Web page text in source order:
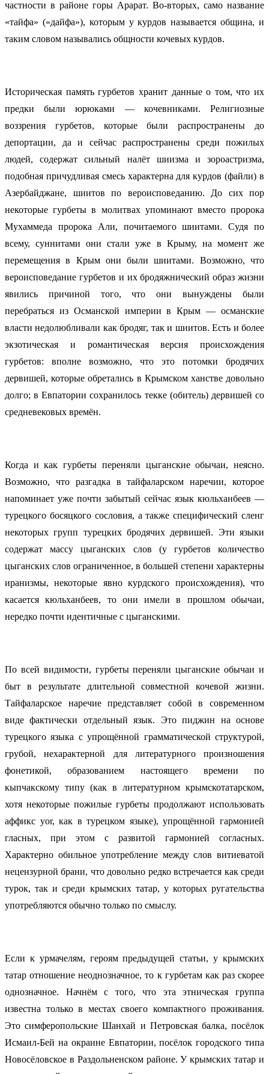
частности в районе горы Арарат. Во-вторых, само название
«тайфа» («дайфа»), которым у курдов называется община, и
таким словом назывались общности кочевых курдов.
Историческая память гурбетов хранит данные о том, что их
предки были юрюками — кочевниками. Религиозные
воззрения гурбетов, которые были распространены до
депортации, да и сейчас распространены среди пожилых
людей, содержат сильный налёт шиизма и зороастризма,
подобная причудливая смесь характерна для курдов (файли) в
Азербайджане, шиитов по вероисповеданию. До сих пор
некоторые гурбеты в молитвах упоминают вместо пророка
Мухаммеда пророка Али, почитаемого шиитами. Судя по
всему, суннитами они стали уже в Крыму, на момент же
перемещения в Крым они были шиитами. Возможно, что
вероисповедание гурбетов и их бродяжнический образ жизни
явились причиной того, что они вынуждены были
перебраться из Османской империи в Крым — османские
власти недолюбливали как бродяг, так и шиитов. Есть и более
экзотическая и романтическая версия происхождения
гурбетов: вполне возможно, что это потомки бродячих
дервишей, которые обретались в Крымском ханстве довольно
долго; в Евпатории сохранилось текке (обитель) дервишей со
средневековых времён.
Когда и как гурбеты переняли цыганские обычаи, неясно.
Возможно, что разгадка в тайфаларском наречии, которое
напоминает уже почти забытый сейчас язык кюльханбеев —
турецкого босяцкого сословия, а также специфический сленг
некоторых групп турецких бродячих дервишей. Эти языки
содержат массу цыганских слов (у гурбетов количество
цыганских слов ограниченное, в большей степени характерны
иранизмы, некоторые явно курдского происхождения), что
касается кюльханбеев, то они имели в прошлом обычаи,
нередко почти идентичные с цыганскими.
По всей видимости, гурбеты переняли цыганские обычаи и
быт в результате длительной совместной кочевой жизни.
Тайфаларское наречие представляет собой в современном
виде фактически отдельный язык. Это пиджин на основе
турецкого языка с упрощённой грамматической структурой,
грубой, нехарактерной для литературного произношения
фонетикой, образованием настоящего времени по
кыпчакскому типу (как в литературном крымскотатарском,
хотя некоторые пожилые гурбеты продолжают использовать
аффикс yor, как в турецком языке), упрощённой гармонией
гласных, при этом с развитой гармонией согласных.
Характерно обильное употребление между слов витиеватой
нецензурной брани, что довольно редко встречается как среди
турок, так и среди крымских татар, у которых ругательства
употребляются обычно только по смыслу.
Если к урмачелям, героям предыдущей статьи, у крымских
татар отношение неоднозначное, то к гурбетам как раз скорее
однозначное. Начнём с того, что эта этническая группа
известна только в местах своего компактного проживания.
Это симферопольские Шанхай и Петровская балка, посёлок
Исмаил-Бей на окраине Евпатории, посёлок городского типа
Новосёловское в Раздольненском районе. У крымских татар и